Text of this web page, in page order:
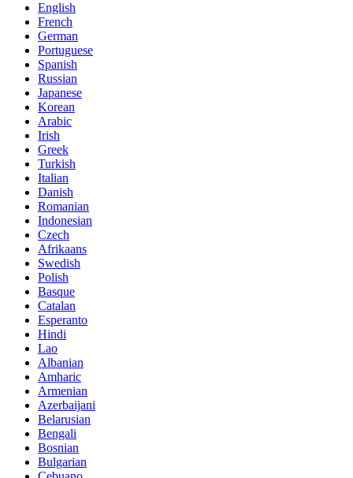
English
French
German
Portuguese
Spanish
Russian
Japanese
Korean
Arabic
Irish
Greek
Turkish
Italian
Danish
Romanian
Indonesian
Czech
Afrikaans
Swedish
Polish
Basque
Catalan
Esperanto
Hindi
Lao
Albanian
Amharic
Armenian
Azerbaijani
Belarusian
Bengali
Bosnian
Bulgarian